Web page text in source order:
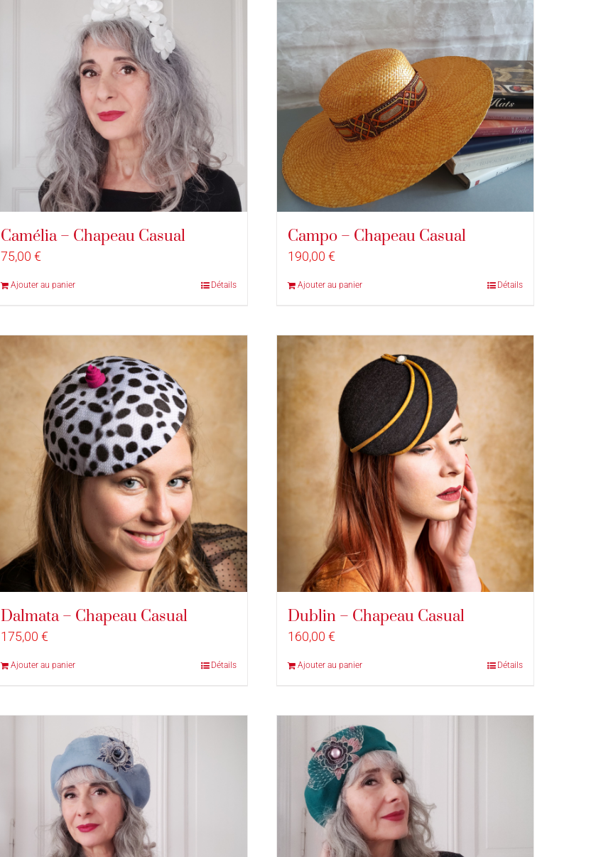
Camélia – Chapeau Casual
75,00€
Ajouter au panier Détails
Campo – Chapeau Casual
190,00 €
Ajouter au panier Détails
Dalmata – Chapeau Casual
175,00€
Ajouter au panier Détails
Dublin – Chapeau Casual
160,00 €
Ajouter au panier Détails